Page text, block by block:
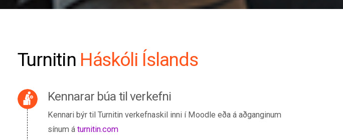
Turnitin Háskóli Íslands
Kennarar búa til verkefni
Kennari býr til Turnitin verkefnaskil inni í Moodle eða á aðganginum
sínum á turnitin.com